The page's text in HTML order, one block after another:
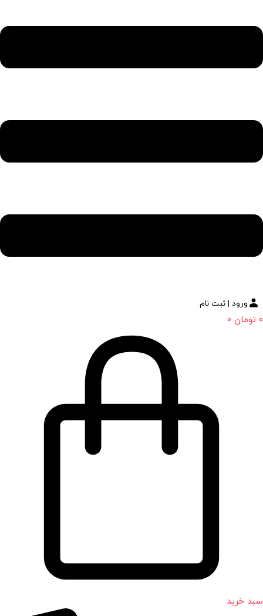
ورود | ثبت نام
0 تومان 0
سبد خرید